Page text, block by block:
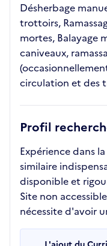
Désherbage
trottoirs,
mortes, Balayage
caniveaux,
circulation et des
Profil
Expérience dans
similaire
disponible et
Site non
nécessite d'avoir